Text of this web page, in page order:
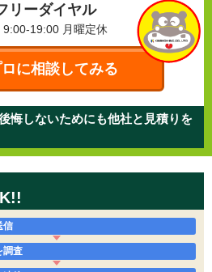
リーダイヤル
9:00-19:00 月曜定休
に相談してみる
悔しないためにも他社と見積りを
信
調査